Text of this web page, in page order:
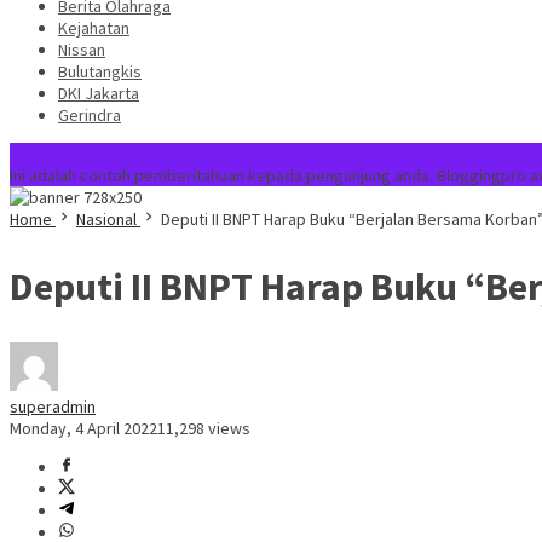
Berita Olahraga
Kejahatan
Nissan
Bulutangkis
DKI Jakarta
Gerindra
Ini adalah contoh pemberitahuan kepada pengunjung anda.
Home
Nasional Deputi II BNPT Harap Buku “Berjalan Bersama
Deputi II BNPT Harap Buku
superadmin
Monday, 4 April 202211,298 views